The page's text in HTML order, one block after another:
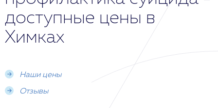
доступные цены в
Химках
Наши цены
Отзывы